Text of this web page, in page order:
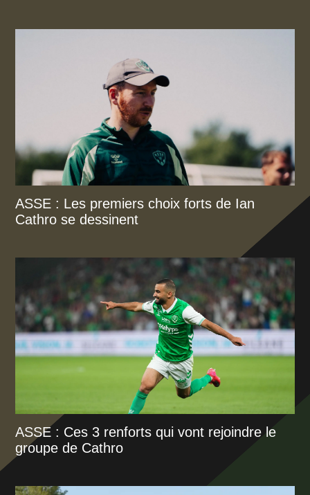
ASSE : Les premiers choix forts de Ian
Cathro se dessinent
ASSE : Ces 3 renforts qui vont rejoindre le
groupe de Cathro